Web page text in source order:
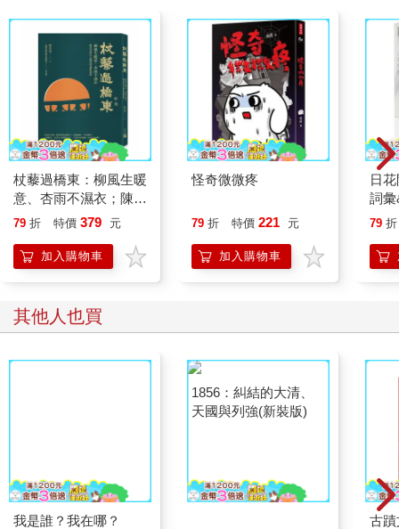
杖藜過橋東：柳風生暖
意、杏雨不濕衣；陳亮
恭談以心轉境的適齡漫
79 折 特價 379 元
加入購物車
怪奇微微疼
79 折 特價 221 元
加入購物車
日
詞
79 折
其他人也買
我是誰？我在哪？
古